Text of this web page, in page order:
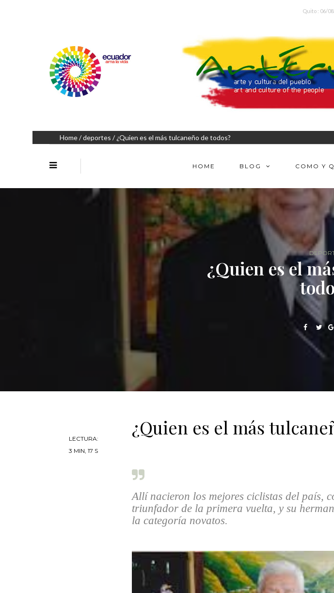
Quito : 06/
Home/deportes / ¿Quien es el más tulcaneño de todos?
HOME BLOG COMO Y
¿Quien es el
LECTURA:
3 MIN, 17 S
¿Quien es el más
Allí nacieron los mejores ciclistas del país,
triunfador de la primera vuelta, y su
la categoría novatos.